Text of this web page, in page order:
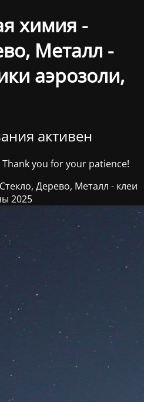
химия -
Металл -
аэрозоли,
активен
you for your patience!
Дерево, Металл - клеи
2025